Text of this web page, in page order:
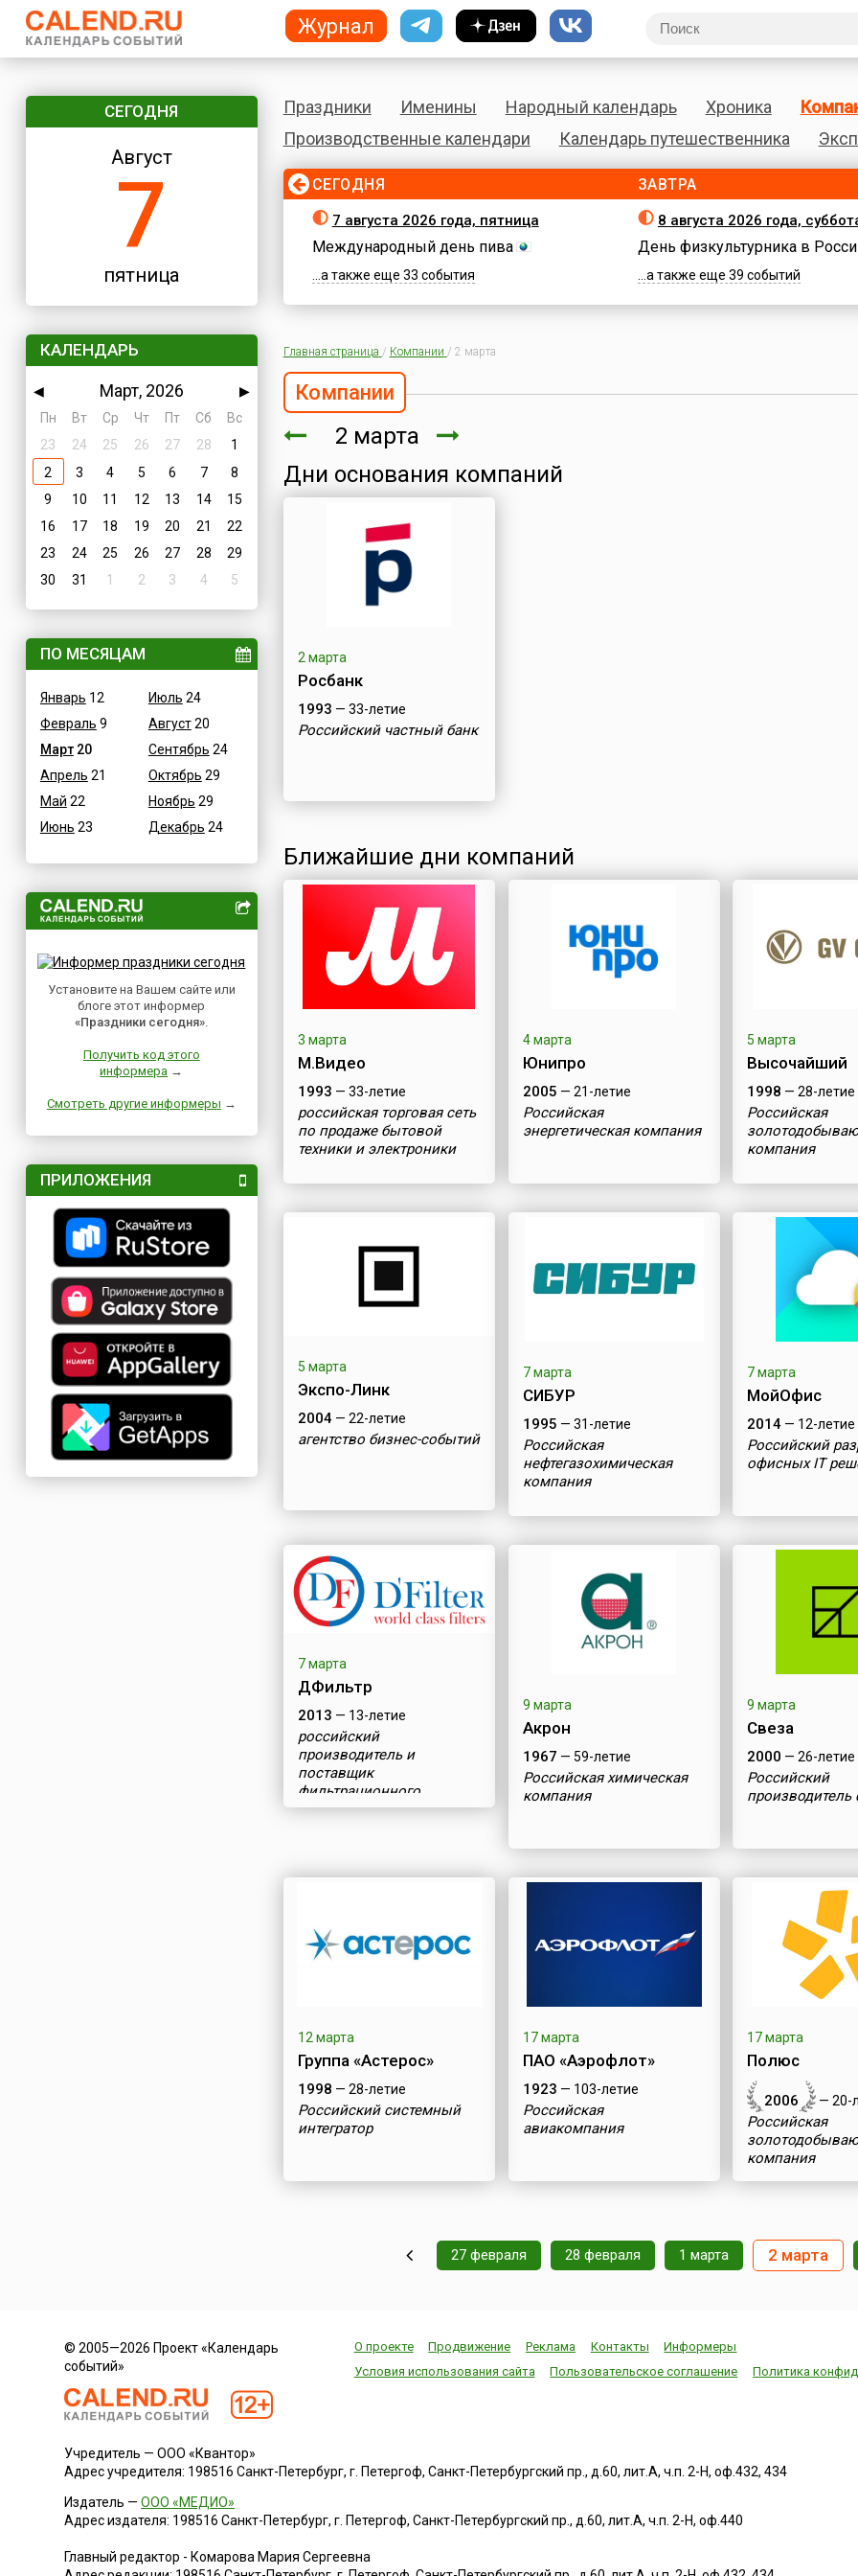
СЕГОДНЯ
Август
7
пятница
КАЛЕНДАРЬ
◀ Март, 2026
▶
Пн
Вт Ср Чт Пт Сб
Вс
23
24 25 26 27 28
1
2
3 4 5 6 7
8
9
10 11 12 13 14
15
16
17 18 19 20 21
22
23
24 25 26 27 28
29
30
31 1 2 3 4 5
ПО МЕСЯЦАМ
Январь 12
Февраль 9
Март20
Апрель 21
Май 22
Июнь 23
Июль 24
Август20
Сентябрь 24
Октябрь 29
Ноябрь 29
Декабрь 24
Установите на Вашем сайте или
блоге этот информер
«Праздники сегодня».
Получить код этого
информера →
Смотреть другие информеры →
ПРИЛОЖЕНИЯ
Праздники Именины Народный календарь Хроника
Производственные календари
Календарь путешественника
СЕГОДНЯ
7 августа 2026 года, пятница
Международный день пива
...а также еще 33 события
ЗАВТРА
8 августа 2026 года,
День физкультурника в
...а также еще 39 событий
Главная страница / Компании / 2 марта
Компании
2 марта
Дни основания компаний
2 марта
Росбанк
1993 — 33-летие
Российский частный банк
Ближайшие дни компаний
3 марта
М.Видео
1993 — 33-летие
российская торговая сеть
по продаже бытовой
техники и электроники
4 марта
Юнипро
2005 — 21-летие
Российская
энергетическая компания
5 марта
Высочайший
1998 — 28-летие
Российская
компания
5 марта
Экспо-Линк
2004— 22-летие
агентство бизнес-событий
7 марта
СИБУР
1995 — 31-летие
Российская
нефтегазохимическая
компания
7 марта
МойОфис
2014 — 12-летие
Российский
офисных IT
7 марта
ДФильтр
2013 — 13-летие
российский
производитель и
поставщик
фильтрационного
оборудования и
9 марта
Акрон
1967 — 59-летие
Российская химическая
компания
9 марта
Свеза
2000 — 26-летие
Российский
12 марта
Группа «Астерос»
1998 — 28-летие
Российский системный
интегратор
17 марта
ПАО «Аэрофлот»
1923 — 103-летие
Российская
авиакомпания
17 марта
Полюс
2006 — 20-
Российская
компания
27 февраля 28 февраля 1 марта 2 марта
© 2005—2026 Проект «Календарь
событий»
О проекте Продвижение Реклама Контакты
Информеры
Условия использования сайта
Пользовательское соглашение Политика
Учредитель — ООО «Квантор»
Адрес учредителя: 198516 Санкт-Петербург, г. Петергоф, Санкт-Петербургский пр., д.60, лит.А, ч.п. 2-Н, оф.432, 434
Издатель —ООО «МЕДИО»
Адрес издателя: 198516 Санкт-Петербург, г. Петергоф, Санкт-Петербургский пр., д.60, лит.А, ч.п. 2-Н, оф.440
Главный редактор - Комарова Мария Сергеевна
Журнал